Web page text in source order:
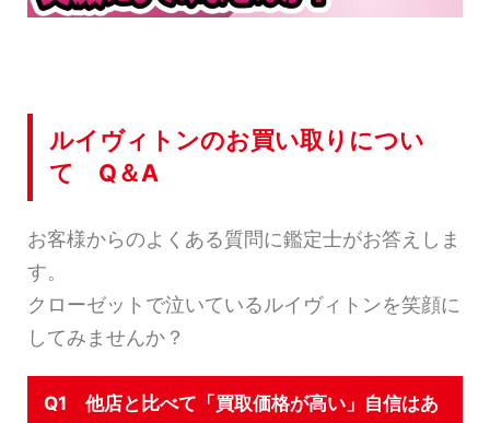
ルイヴィトンのお買い取りについ
て Q＆A
お客様からのよくある質問に鑑定士がお答えしま
す。
クローゼットで泣いているルイヴィトンを笑顔に
してみませんか？
Q1 他店と比べて「買取価格が高い」自信はあ